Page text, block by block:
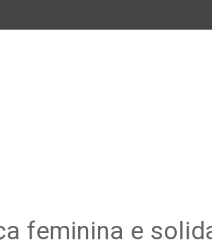
feminina e